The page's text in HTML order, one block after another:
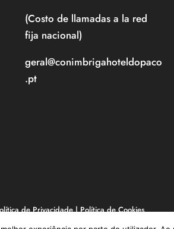
(Costo de llamadas a la red
fija nacional)
geral@conimbrigahoteldopaco
.pt
de Privacidade|Política de Cookies